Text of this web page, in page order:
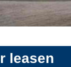
leasen